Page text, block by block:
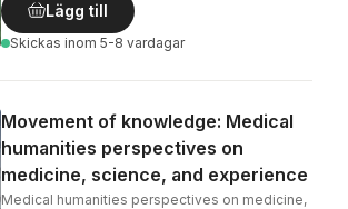
Lägg till
Skickas inom 5-8 vardagar
Movement of knowledge: Medical
humanities perspectives on
medicine, science, and experience
Medical humanities perspectives on medicine,